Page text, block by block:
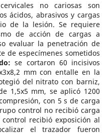
no cariosas son
ácidos, abrasivos y cargas
de la lesión. Se requiere
de acción de cargas a
evaluar la penetración de
de especímenes sometidos
se cortaron 60 incisivos
mm con entalle en la
del nitrato con barniz,
1,5x5 mm, se aplicó 1200
con 5 s de carga
control no recibió carga
recibió exposición al
el trazador fueron